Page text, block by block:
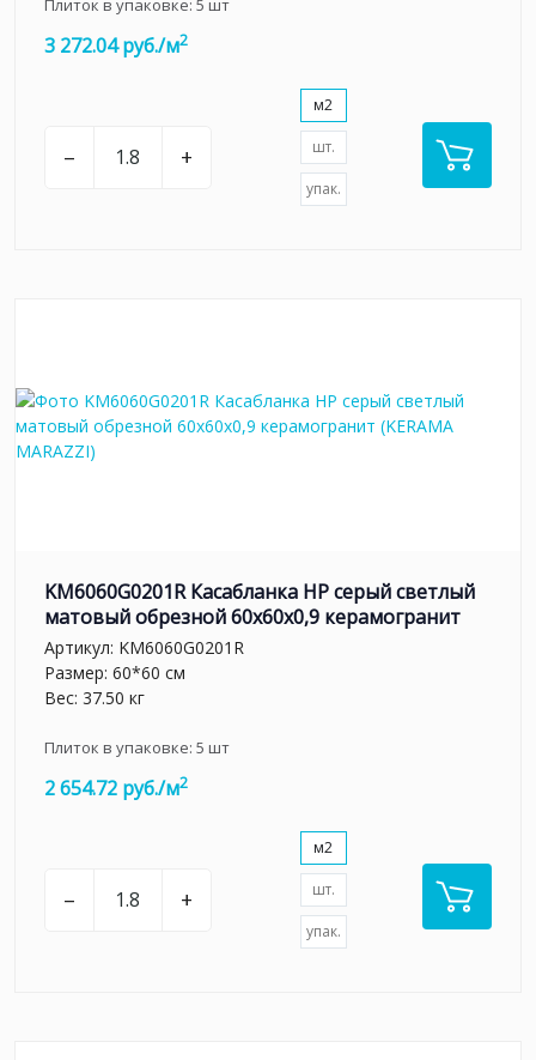
Плиток в упаковке: 5 шт
3 272.04 руб./м2
– +
м2
шт.
упак.
KM6060G0201R Касабланка HP серый светлый
матовый обрезной 60x60x0,9 керамогранит
Артикул: KM6060G0201R
Размер: 60*60 см
Вес: 37.50 кг
Плиток в упаковке: 5 шт
2 654.72 руб./м2
– +
м2
шт.
упак.